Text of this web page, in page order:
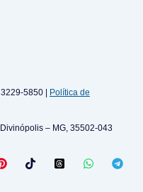
5850 |
Política de
– MG, 35502-043